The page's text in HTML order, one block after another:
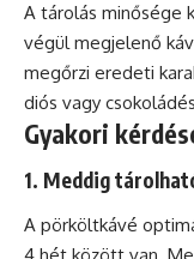
A tárolás minősége
végül megjelenő
megőrzi eredeti
diós vagy
Gyakori
1. Meddig
A pörköltkávé